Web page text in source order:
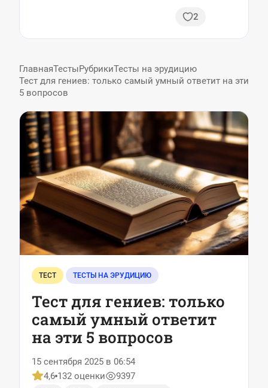
2
ГлавнаяТестыРубрикиТесты на эрудицию
Тест для гениев: только самый умный ответит на эти
5 вопросов
ТЕСТ ТЕСТЫ НА ЭРУДИЦИЮ
Тест для гениев: только
самый умный ответит
на эти 5 вопросов
15 сентября 2025 в 06:54
4,6 132 оценки
9397